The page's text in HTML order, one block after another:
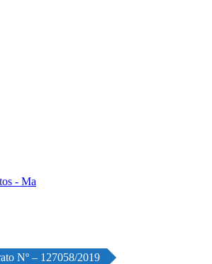
Nº – 127058/2019